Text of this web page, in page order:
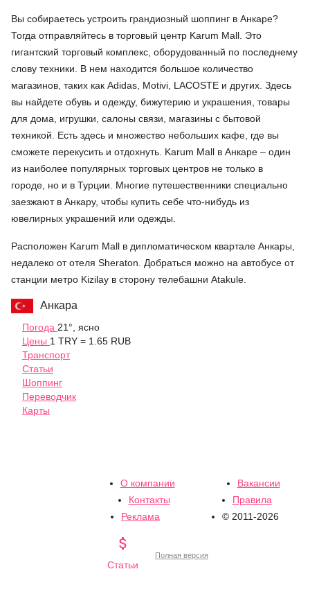
Вы собираетесь устроить грандиозный шоппинг в Анкаре?
Тогда отправляйтесь в торговый центр Karum Mall. Это
гигантский торговый комплекс, оборудованный по последнему
слову техники. В нем находится большое количество
магазинов, таких как Adidas, Motivi, LACOSTE и других. Здесь
вы найдете обувь и одежду, бижутерию и украшения, товары
для дома, игрушки, салоны связи, магазины с бытовой
техникой. Есть здесь и множество небольших кафе, где вы
сможете перекусить и отдохнуть. Karum Mall в Анкаре – один
из наиболее популярных торговых центров не только в
городе, но и в Турции. Многие путешественники специально
заезжают в Анкару, чтобы купить себе что-нибудь из
ювелирных украшений или одежды.
Расположен Karum Mall в дипломатическом квартале Анкары,
недалеко от отеля Sheraton. Добраться можно на автобусе от
станции метро Kizilay в сторону телебашни Atakule.
Анкара
Погода 21°, ясно
Цены 1 TRY = 1.65 RUB
Транспорт
Статьи
Шоппинг
Переводчик
Карты
О компании
Вакансии
Контакты
Правила
Реклама
© 2011-2026

Статьи
Полная версия